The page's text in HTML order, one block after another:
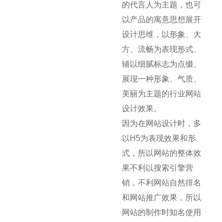
的代言人为主题，也可
以产品的寓意思想展开
设计思维，以形象、大
方、流畅为表现形式、
辅以细腻标志为点缀、
展现一种形象、气质、
美丽为主题的行业网站
设计效果。
因为在网站设计时，多
以H5为表现效果和形
式，所以网站的整体效
果不利以搜索引擎营
销，不利网站自然排名
和网站推广效果，所以
网站的制作时知名使用